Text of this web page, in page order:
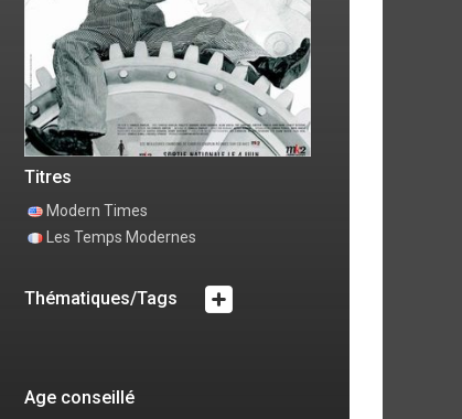
Titres
Modern Times
Les Temps Modernes
Thématiques/Tags
Age conseillé